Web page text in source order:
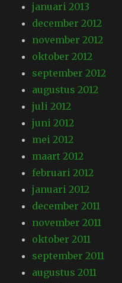
januari 2013
december 2012
november 2012
oktober 2012
september 2012
augustus 2012
juli 2012
juni 2012
mei 2012
maart 2012
februari 2012
januari 2012
december 2011
november 2011
oktober 2011
september 2011
augustus 2011